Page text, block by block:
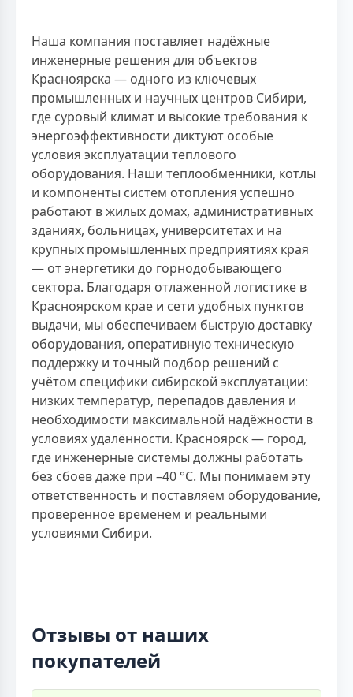
Наша компания поставляет надёжные
инженерные решения для объектов
Красноярска — одного из ключевых
промышленных и научных центров Сибири,
где суровый климат и высокие требования к
энергоэффективности диктуют особые
условия эксплуатации теплового
оборудования. Наши теплообменники, котлы
и компоненты систем отопления успешно
работают в жилых домах, административных
зданиях, больницах, университетах и на
крупных промышленных предприятиях края
— от энергетики до горнодобывающего
сектора. Благодаря отлаженной логистике в
Красноярском крае и сети удобных пунктов
выдачи, мы обеспечиваем быструю доставку
оборудования, оперативную техническую
поддержку и точный подбор решений с
учётом специфики сибирской эксплуатации:
низких температур, перепадов давления и
необходимости максимальной надёжности в
условиях удалённости. Красноярск — город,
где инженерные системы должны работать
без сбоев даже при –40 °C. Мы понимаем эту
ответственность и поставляем оборудование,
проверенное временем и реальными
условиями Сибири.
Отзывы от наших
покупателей